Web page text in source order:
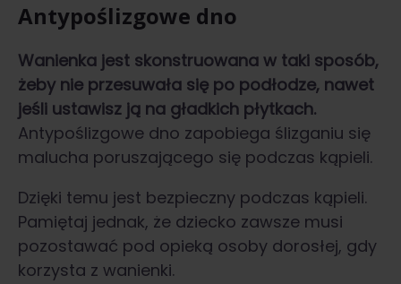
Antypoślizgowe dno
Wanienka jest skonstruowana w taki sposób,
żeby nie przesuwała się po podłodze, nawet
jeśli ustawisz ją na gładkich płytkach.
Antypoślizgowe dno zapobiega ślizganiu się
malucha poruszającego się podczas kąpieli.
Dzięki temu jest bezpieczny podczas kąpieli.
Pamiętaj jednak, że dziecko zawsze musi
pozostawać pod opieką osoby dorosłej, gdy
korzysta z wanienki.